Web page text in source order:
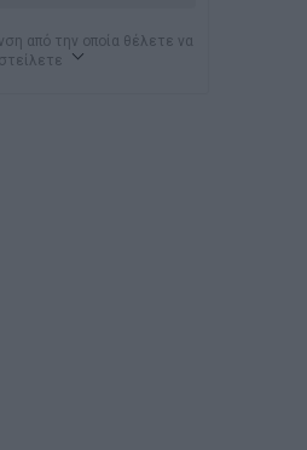
από την οποία θέλετε να